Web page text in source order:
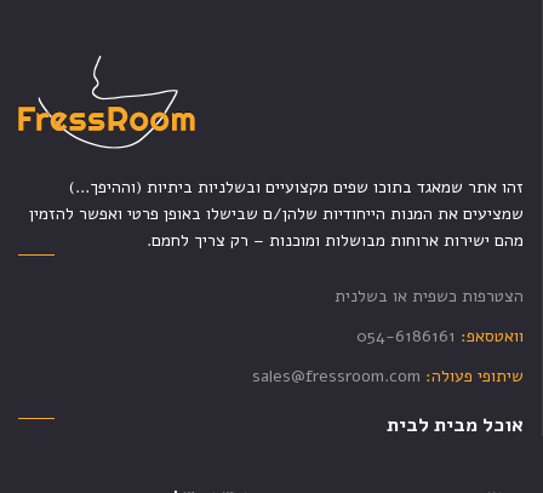
זהו אתר שמאגד בתוכו שפים מקצועיים ובשלניות ביתיות (וההיפך...)
שמציעים את המנות הייחודיות שלהן/ם שבישלו באופן פרטי ואפשר להזמין
מהם ישירות ארוחות מבושלות ומוכנות – רק צריך לחמם.
הצטרפות כשפית או בשלנית
וואטסאפ: 054-6186161
שיתופי פעולה: sales@fressroom.com
אוכל מבית לבית